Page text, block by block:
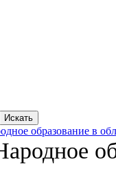
Искать
образование в